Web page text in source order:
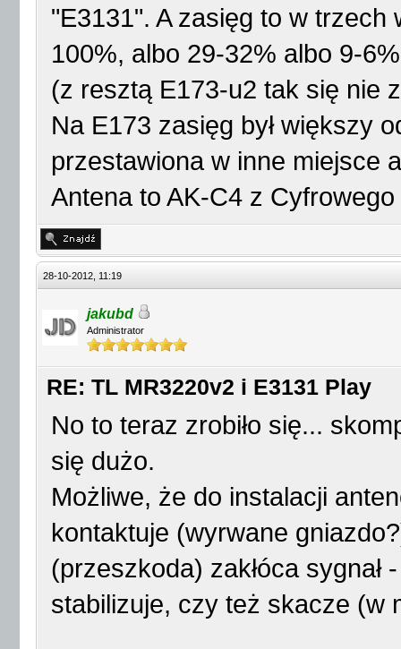
"E3131". A zasięg to w
100%, albo 29-32% albo 9-
(z resztą E173-u2 tak się nie
Na E173 zasięg był większy
przestawiona w inne miejsce
Antena to AK-C4 z
28-10-2012, 11:19
jakubd
Administrator
RE: TL MR3220v2 i E3131 Play
No to teraz zrobiło się...
się dużo.
Możliwe, że do instalacji
kontaktuje (wyrwane
(przeszkoda) zakłóca sygnał
stabilizuje, czy też skacze (w